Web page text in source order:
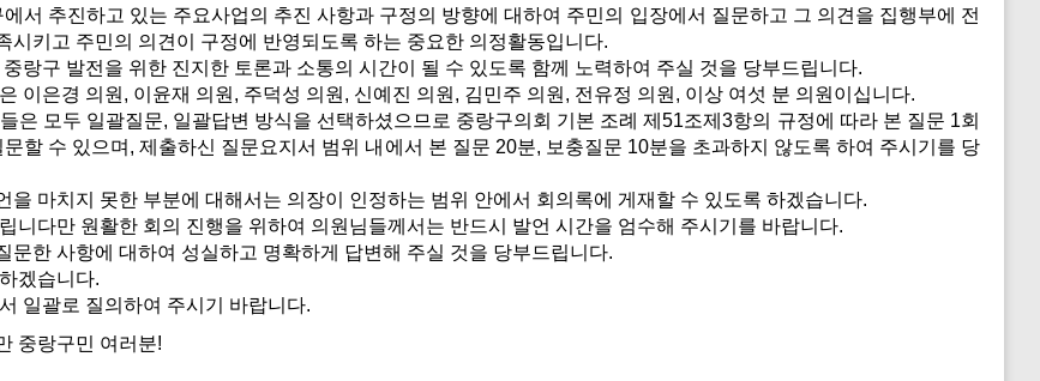
서 추진하고 있는 주요사업의 추진 사항과 구정의 방향에 대하여 주민의 입장에서 질문하고 그 의견을 집행부에 전
시키고 주민의 의견이 구정에 반영되도록 하는 중요한 의정활동입니다.
랑구 발전을 위한 진지한 토론과 소통의 시간이 될 수 있도록 함께 노력하여 주실 것을 당부드립니다.
이은경 의원, 이윤재 의원, 주덕성 의원, 신예진 의원, 김민주 의원, 전유정 의원, 이상 여섯 분 의원이십니다.
은 모두 일괄질문, 일괄답변 방식을 선택하셨으므로 중랑구의회 기본 조례 제51조제3항의 규정에 따라 본 질문 1회
할 수 있으며, 제출하신 질문요지서 범위 내에서 본 질문 20분, 보충질문 10분을 초과하지 않도록 하여 주시기를 당
을 마치지 못한 부분에 대해서는 의장이 인정하는 범위 안에서 회의록에 게재할 수 있도록 하겠습니다.
니다만 원활한 회의 진행을 위하여 의원님들께서는 반드시 발언 시간을 엄수해 주시기를 바랍니다.
문한 사항에 대하여 성실하고 명확하게 답변해 주실 것을 당부드립니다.
겠습니다.
일괄로 질의하여 주시기 바랍니다.
중랑구민 여러분!